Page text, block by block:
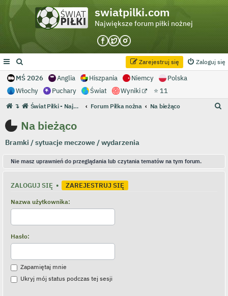
swiatpilki.com
Największe forum piłki nożnej
Zaloguj się
Zarejestruj się
MŚ 2026 Anglia Hiszpania Niemcy
Polska
Włochy
Puchary Świat Wyniki ⭐ 11
↴ Świat Piłki - Największe forum piłki nożnej Forum Piłka nożna Na bieżąco
a
j
Na bieżąco
Bramki / sytuacje meczowe / wydarzenia
Nie masz uprawnień do przeglądania lub czytania tematów na tym forum.
ZALOGUJ SIĘ • ZAREJESTRUJ SIĘ
Nazwa użytkownika:
Hasło:
Zapamiętaj mnie
Ukryj mój status podczas tej sesji